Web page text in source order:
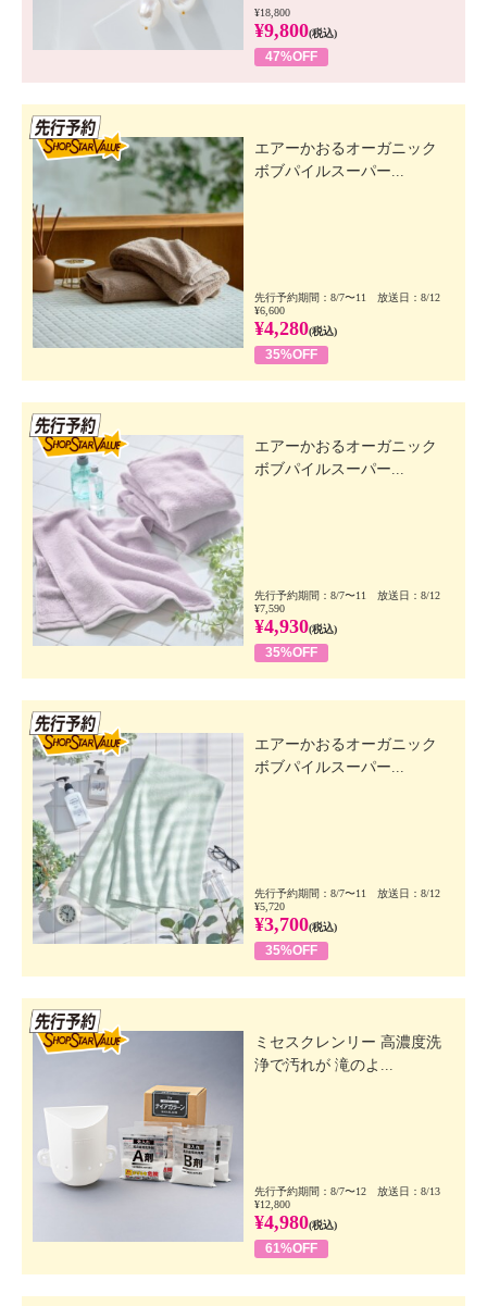
¥18,800
¥9,800(税込)
47%OFF
エアーかおるオーガニック
ボブパイルスーパー...
先行予約期間：8/7〜11 放送日：8/12
¥6,600
¥4,280(税込)
35%OFF
エアーかおるオーガニック
ボブパイルスーパー...
先行予約期間：8/7〜11 放送日：8/12
¥7,590
¥4,930(税込)
35%OFF
エアーかおるオーガニック
ボブパイルスーパー...
先行予約期間：8/7〜11 放送日：8/12
¥5,720
¥3,700(税込)
35%OFF
ミセスクレンリー 高濃度洗
浄で汚れが 滝のよ...
先行予約期間：8/7〜12 放送日：8/13
¥12,800
¥4,980(税込)
61%OFF